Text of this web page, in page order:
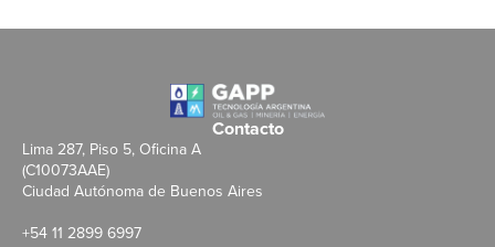
Contacto
Lima 287, Piso 5, Oficina A
(C10073AAE)
Ciudad Autónoma de Buenos Aires
+54 11 2899 6997